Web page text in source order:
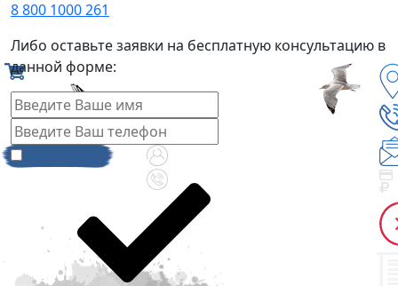
8 800 1000 261
Либо оставьте заявки на бесплатную консультацию в
данной форме: